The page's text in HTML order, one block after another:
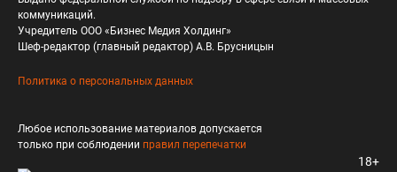
коммуникаций.
Учредитель ООО «Бизнес Медия Холдинг»
Шеф-редактор (главный редактор) А.В. Брусницын
Политика о персональных данных
Любое использование материалов допускается
только при соблюдении правил перепечатки
18+